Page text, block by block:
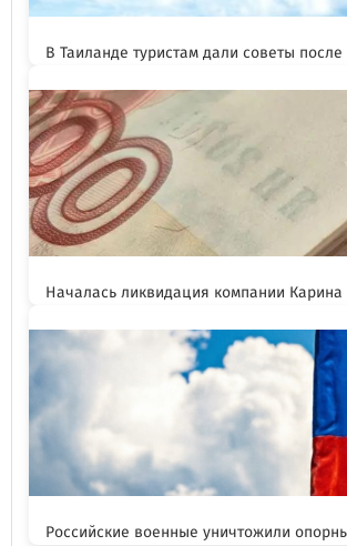
В Таиланде туристам дали советы
Началась ликвидация компании Карина
Российские военные уничтожили